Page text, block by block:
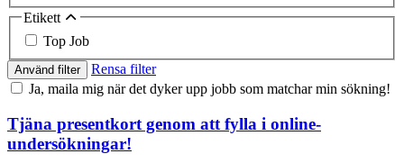
Etikett
Top Job
Använd filter
Rensa filter
Ja, maila mig när det dyker upp jobb som matchar min sökning!
Tjäna presentkort genom att fylla i online-
undersökningar!